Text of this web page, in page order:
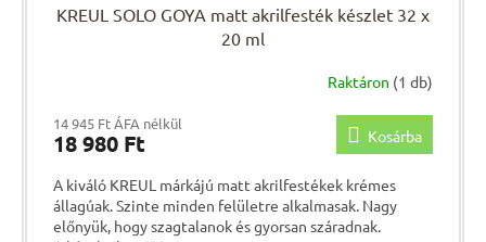
KREUL SOLO GOYA matt akrilfesték készlet 32 x
20 ml
Raktáron (1 db)
14 945 Ft ÁFA nélkül
18 980 Ft Kosárba
A kiváló KREUL márkájú matt akrilfestékek krémes
állagúak. Szinte minden felületre alkalmasak. Nagy
előnyük, hogy szagtalanok és gyorsan száradnak.